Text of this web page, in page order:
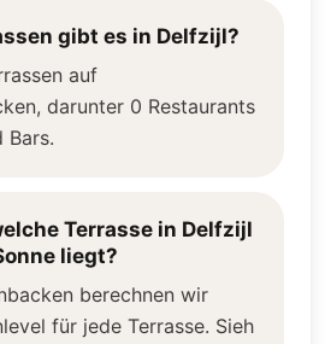
gibt es in Delfzijl?
auf
darunter 0 Restaurants
Bars.
Terrasse in Delfzijl
liegt?
berechnen wir
für jede Terrasse. Sieh